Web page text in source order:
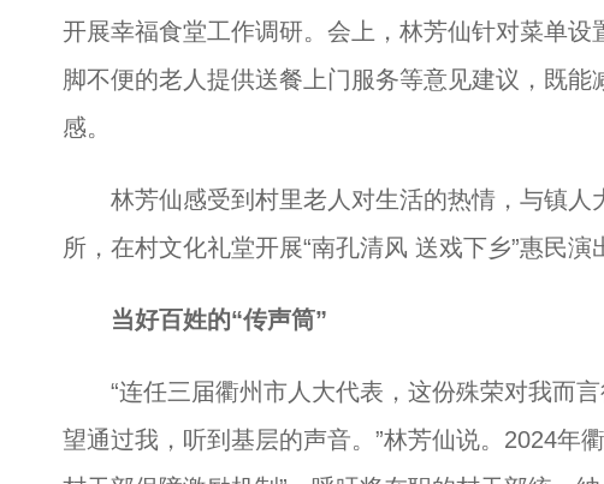
开展幸福食堂工作调研。会上，林芳仙针对菜单
脚不便的老人提供送餐上门服务等意见建议，既
感。
林芳仙感受到村里老人对生活的热情，与镇人
所，在村文化礼堂开展“南孔清风 送戏下乡”惠民演
当好百姓的“传声筒”
“连任三届衢州市人大代表，这份殊荣对我而言
望通过我，听到基层的声音。”林芳仙说。2024年